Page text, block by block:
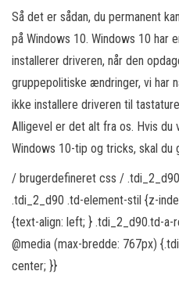
Så det er sådan, du permanent
på Windows 10. Windows 10 har
installerer driveren, når den
gruppepolitiske ændringer, vi har
ikke installere driveren til
Alligevel er det alt fra os. Hvis du
Windows 10-tip og tricks, skal du
/ brugerdefineret css /
.tdi_2_d90 .td-element-stil {z-
{text-align: left; } .tdi_2_d90.td-a-
@media (max-bredde: 767px)
center; }}